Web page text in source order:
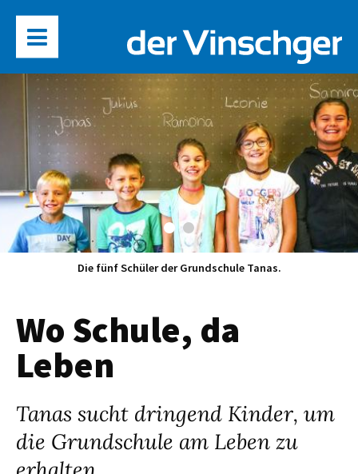
Die fünf Schüler der Grundschule Tanas.
Wo Schule, da
Leben
Tanas sucht dringend Kinder, um
die Grundschule am Leben zu